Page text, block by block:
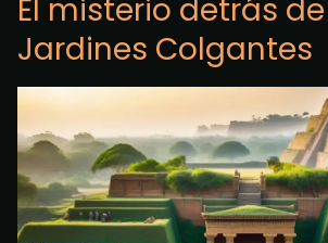
El misterio detrás
Jardines Colgantes